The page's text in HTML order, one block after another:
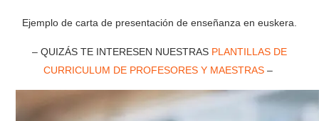
Ejemplo de carta de presentación de enseñanza en euskera.
– QUIZÁS TE INTERESEN NUESTRAS PLANTILLAS DE
CURRICULUM DE PROFESORES Y MAESTRAS –